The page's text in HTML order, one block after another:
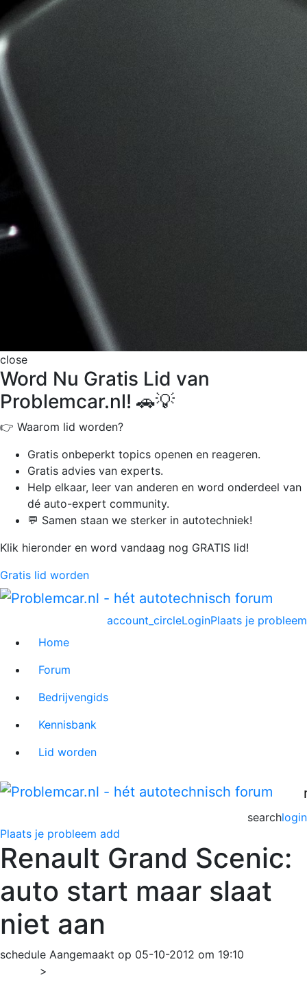
close
Word Nu Gratis Lid van
Problemcar.nl! 🚗💡
👉 Waarom lid worden?
Gratis onbeperkt topics openen en reageren.
Gratis advies van experts.
Help elkaar, leer van anderen en word onderdeel van
dé auto-expert community.
💬 Samen staan we sterker in autotechniek!
Klik hieronder en word vandaag nog GRATIS lid!
Gratis lid worden
Plaats je probleem
account_circleLogin
Home
Forum
Bedrijvengids
Kennisbank
Lid worden
login
search
Plaats je probleem add
Renault Grand Scenic:
auto start maar slaat
niet aan
schedule Aangemaakt op 05-10-2012 om 19:10
>